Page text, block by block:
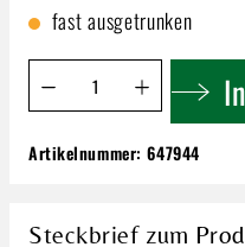
fast ausgetrunken
Produkt Anzahl: Gib
1944er Armagnac
599,00 €
Artikelnummer:647944
Steckbrief zum